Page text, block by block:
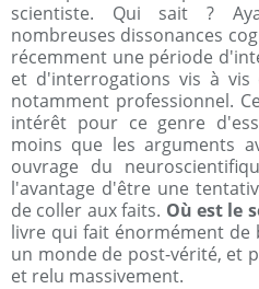
scientiste. Qui sait ?
nombreuses dissonances
récemment une période
et d'interrogations vis à
notamment professionnel.
intérêt pour ce genre
moins que les arguments
ouvrage du
l'avantage d'être une
de coller aux faits. Où est le
livre qui fait énormément de
un monde de post-vérité, et
et relu massivement.